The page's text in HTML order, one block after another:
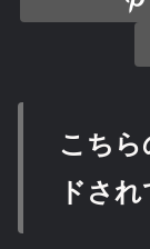
こち
ドさ